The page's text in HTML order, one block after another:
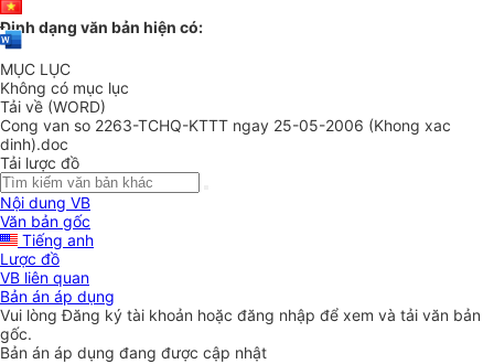
Định dạng văn bản hiện có:
MỤC LỤC
Không có mục lục
Tải về (WORD)
Cong van so 2263-TCHQ-KTTT ngay 25-05-2006 (Khong xac
dinh).doc
Tải lược đồ
Nội dung VB
Văn bản gốc
Tiếng anh
Lược đồ
VB liên quan
Bản án áp dụng
Vui lòngĐăng ký tài khoản hoặc đăng nhập để xem và tải văn bản
gốc.
Bản án áp dụng đang được cập nhật